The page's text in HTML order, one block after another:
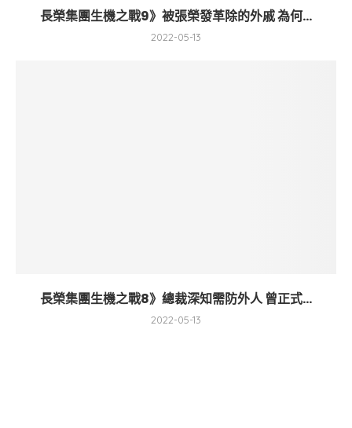
長榮集團生機之戰9》被張榮發革除的外戚 為何...
2022-05-13
長榮集團生機之戰8》總裁深知需防外人 曾正式...
2022-05-13